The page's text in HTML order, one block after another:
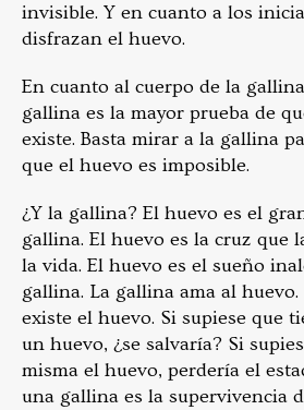
invisible. Y en cuanto a los
disfrazan el huevo.
En cuanto al cuerpo de la
gallina es la mayor prueba de
existe. Basta mirar a la gallina
que el huevo es imposible.
¿Y la gallina? El huevo es el
gallina. El huevo es la cruz que
la vida. El huevo es el sueño
gallina. La gallina ama al
existe el huevo. Si supiese que
un huevo, ¿se salvaría? Si
misma el huevo, perdería el
una gallina es la supervivencia